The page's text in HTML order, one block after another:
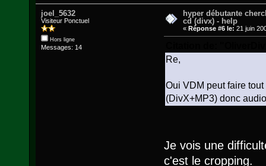
joel_5632
Visiteur Ponctuel
Hors ligne
Messages: 14
hyper débutante
cd (divx) - help
«Réponse #6 le: 21 juin
Re,
Oui VDM peut faire
(DivX+MP3) donc
Je vois une
c'est le cropping.